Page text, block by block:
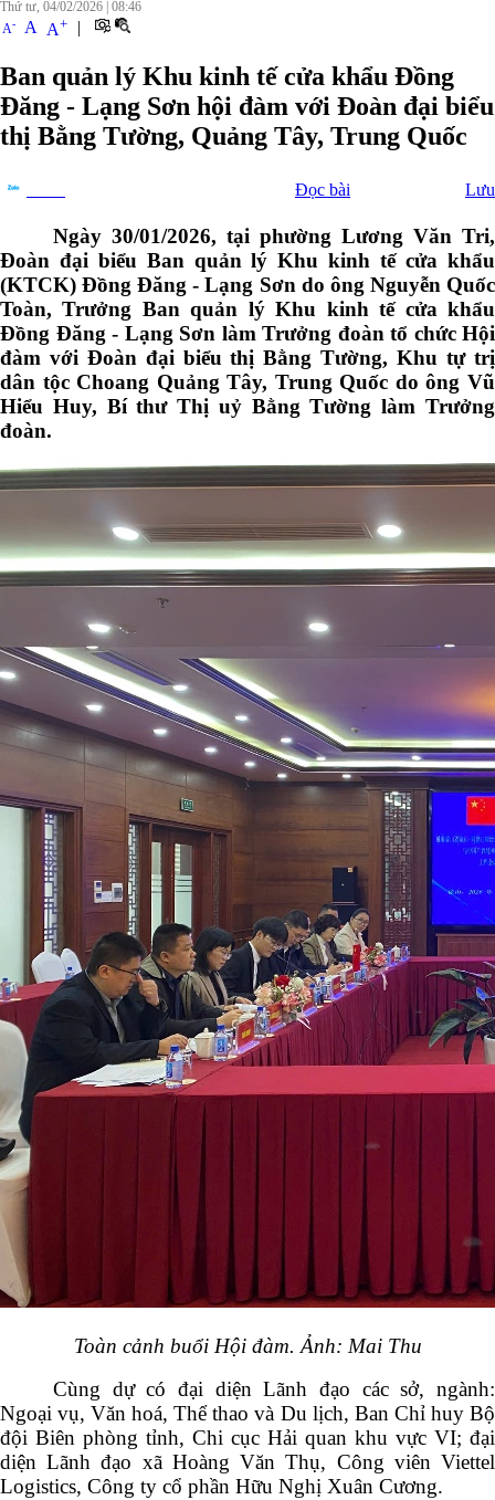
Thứ tư, 04/02/2026 08:46
A- A A+ |
Ban quản lý Khu kinh tế cửa khẩu Đồng
Đăng - Lạng Sơn hội đàm với Đoàn đại biểu
thị Bằng Tường, Quảng Tây, Trung Quốc
Đọc bài Lưu
Ngày 30/01/2026, tại phường Lương Văn Tri,
Đoàn đại biểu Ban quản lý Khu kinh tế cửa khẩu
(KTCK) Đồng Đăng - Lạng Sơn do ông Nguyễn Quốc
Toàn, Trưởng Ban quản lý Khu kinh tế cửa khẩu
Đồng Đăng - Lạng Sơn làm Trưởng đoàn tổ chức Hội
đàm với Đoàn đại biểu thị Bằng Tường, Khu tự trị
dân tộc Choang Quảng Tây, Trung Quốc do ông Vũ
Hiểu Huy, Bí thư Thị uỷ Bằng Tường làm Trưởng
đoàn.
Toàn cảnh buổi Hội đàm. Ảnh: Mai Thu
Cùng dự có đại diện Lãnh đạo các sở, ngành:
Ngoại vụ, Văn hoá, Thể thao và Du lịch, Ban Chỉ huy Bộ
đội Biên phòng tỉnh, Chi cục Hải quan khu vực VI; đại
diện Lãnh đạo xã Hoàng Văn Thụ, Công viên Viettel
Logistics, Công ty cổ phần Hữu Nghị Xuân Cương.